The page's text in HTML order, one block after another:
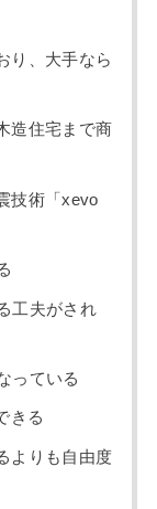
り、大手なら
造住宅まで商
技術「xevo
工夫がされ
っている
きる
よりも自由度